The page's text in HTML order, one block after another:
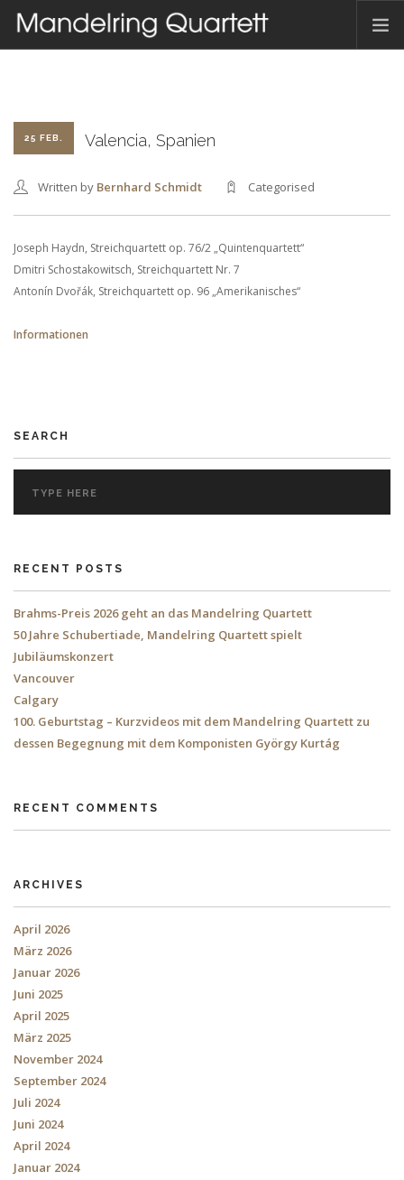
TERMINE
HAMBACHER MUSIKFEST
KONTAKT
DEUTSCH
25 FEB. Valencia, Spanien
Written by Bernhard Schmidt Categorised
Joseph Haydn, Streichquartett op. 76/2 „Quintenquartett“
Dmitri Schostakowitsch, Streichquartett Nr. 7
Antonín Dvořák, Streichquartett op. 96 „Amerikanisches“
Informationen
SEARCH
RECENT POSTS
Brahms-Preis 2026 geht an das Mandelring Quartett
50 Jahre Schubertiade, Mandelring Quartett spielt
Jubiläumskonzert
Vancouver
Calgary
100. Geburtstag – Kurzvideos mit dem Mandelring Quartett zu
dessen Begegnung mit dem Komponisten György Kurtág
RECENT COMMENTS
ARCHIVES
April 2026
März 2026
Januar 2026
Juni 2025
April 2025
März 2025
November 2024
September 2024
Juli 2024
Juni 2024
April 2024
Januar 2024